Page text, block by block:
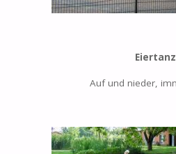
Eiertanz
Auf und nieder,